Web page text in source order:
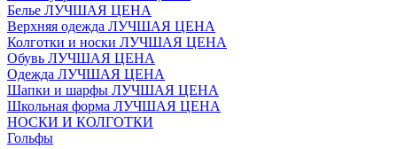
Белье ЛУЧШАЯ ЦЕНА
Верхняя одежда ЛУЧШАЯ ЦЕНА
Колготки и носки ЛУЧШАЯ ЦЕНА
Обувь ЛУЧШАЯ ЦЕНА
Одежда ЛУЧШАЯ ЦЕНА
Шапки и шарфы ЛУЧШАЯ ЦЕНА
Школьная форма ЛУЧШАЯ ЦЕНА
НОСКИ И КОЛГОТКИ
Гольфы